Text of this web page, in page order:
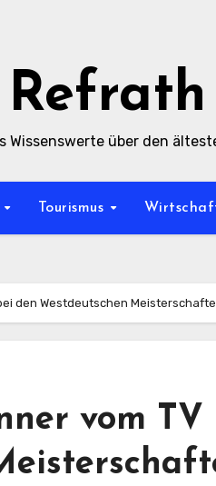
Wissenswerte über den
Tourismus
den Westdeutschen
vom